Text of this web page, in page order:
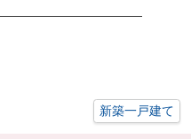
新築一戸建て